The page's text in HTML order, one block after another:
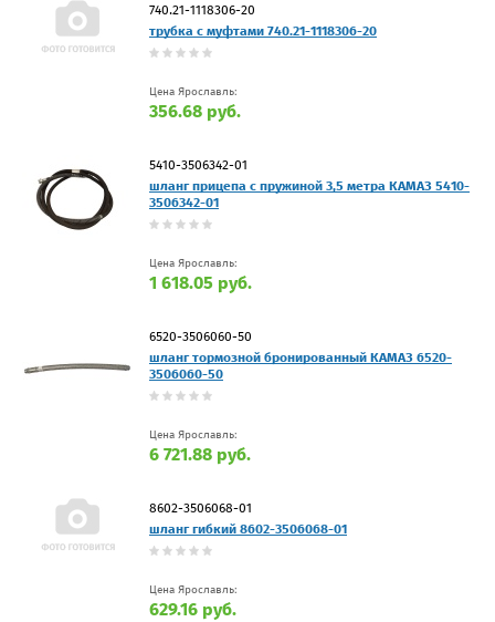
740.21-1118306-20
трубка с муфтами 740.21-1118306-20
Цена Ярославль:
356.68 руб.
5410-3506342-01
шланг прицепа с пружиной 3,5 метра КАМАЗ 5410-
3506342-01
Цена Ярославль:
1 618.05 руб.
6520-3506060-50
шланг тормозной бронированный КАМАЗ 6520-
3506060-50
Цена Ярославль:
6 721.88 руб.
8602-3506068-01
шланг гибкий 8602-3506068-01
Цена Ярославль:
629.16 руб.